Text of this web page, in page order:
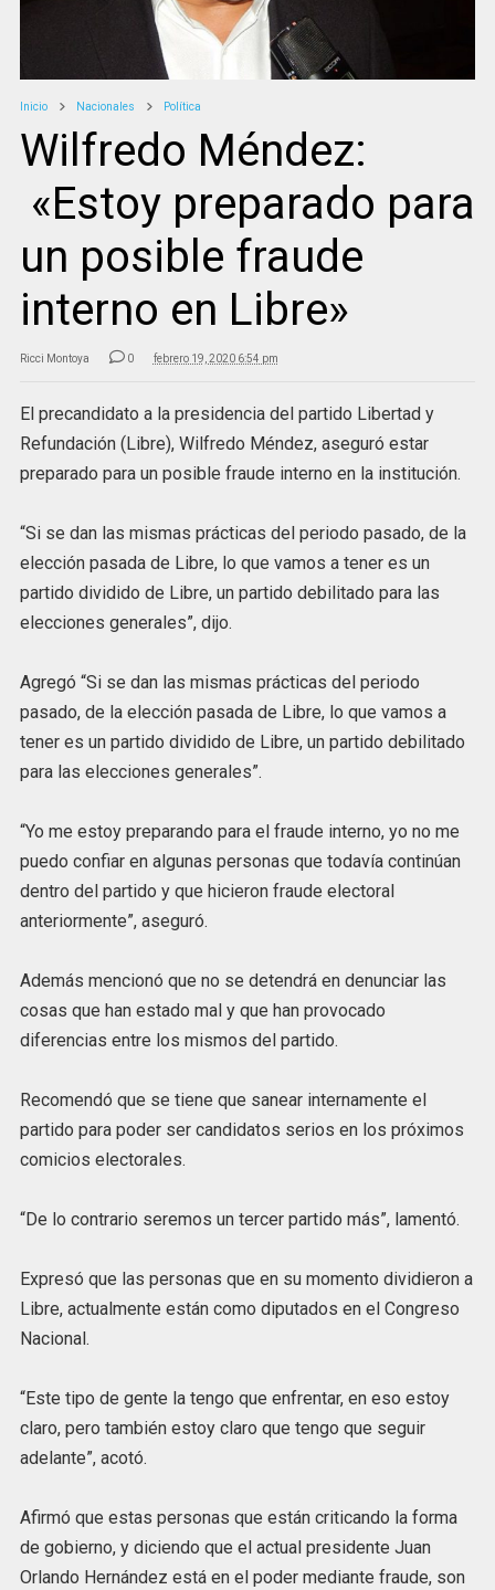
Inicio Nacionales Política
Wilfredo Méndez:
«Estoy preparado para
un posible fraude
interno en Libre»
Ricci Montoya 0 febrero 19, 2020 6:54 pm
El precandidato a la presidencia del partido Libertad y
Refundación (Libre), Wilfredo Méndez, aseguró estar
preparado para un posible fraude interno en la institución.
“Si se dan las mismas prácticas del periodo pasado, de la
elección pasada de Libre, lo que vamos a tener es un
partido dividido de Libre, un partido debilitado para las
elecciones generales”, dijo.
Agregó “Si se dan las mismas prácticas del periodo
pasado, de la elección pasada de Libre, lo que vamos a
tener es un partido dividido de Libre, un partido debilitado
para las elecciones generales”.
“Yo me estoy preparando para el fraude interno, yo no me
puedo confiar en algunas personas que todavía continúan
dentro del partido y que hicieron fraude electoral
anteriormente”, aseguró.
Además mencionó que no se detendrá en denunciar las
cosas que han estado mal y que han provocado
diferencias entre los mismos del partido.
Recomendó que se tiene que sanear internamente el
partido para poder ser candidatos serios en los próximos
comicios electorales.
“De lo contrario seremos un tercer partido más”, lamentó.
Expresó que las personas que en su momento dividieron a
Libre, actualmente están como diputados en el Congreso
Nacional.
“Este tipo de gente la tengo que enfrentar, en eso estoy
claro, pero también estoy claro que tengo que seguir
adelante”, acotó.
Afirmó que estas personas que están criticando la forma
de gobierno, y diciendo que el actual presidente Juan
Orlando Hernández está en el poder mediante fraude, son